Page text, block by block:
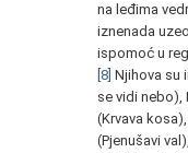
na leđima
iznenada
ispomoć u
[8] Njihova su
se vidi nebo),
(Krvava
(Pjenušavi